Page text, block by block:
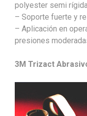
polyester semi
– Soporte fuerte y
– Aplicación en
presiones
3M Trizact